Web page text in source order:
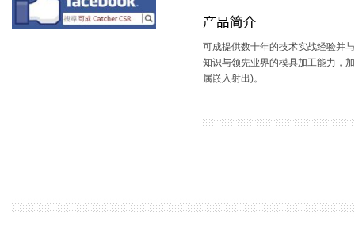
可成提供数十年的技术实战经验并
知识与领先业界的模具加工能力，
属嵌入射出)。